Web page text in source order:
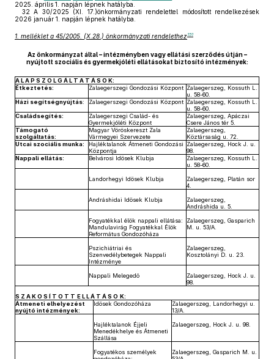
2025. április 1. napján lépnek hatályba.
32 A 30/2025 (XI. 17.)önkormányzati rendelettel módosított rendelkezések
2026 január 1. napján lépnek hatályba.
1. melléklet a 45/2005. (X.28.) önkormányzati rendelethez151
Az önkormányzat által – intézményben vagy ellátási szerződés útján –
nyújtott szociális és gyermekjóléti ellátásokat biztosító intézmények:
A L A P S Z O L G Á L T A T Á S O K:
Étkeztetés:
Zalaegerszegi Gondozási Központ Zalaegerszeg, Kossuth L.
u. 58-60.
Házi segítségnyújtás: Zalaegerszegi Gondozási Központ Zalaegerszeg, Kossuth L.
u. 58-60.
Családsegítés:
Zalaegerszegi Család- és
Gyermekjóléti Központ
Zalaegerszeg, Apáczai
Csere János tér 5.
Támogató
szolgáltatás:
Magyar Vöröskereszt Zala
Vármegyei Szervezete
Zalaegerszeg,
Köztársaság u. 72.
Utcai szociális munka:
Hajléktalanok Átmeneti Gondozási
Központja
Zalaegerszeg, Hock J. u.
98.
Nappali ellátás:
Belvárosi Idősek Klubja
Zalaegerszeg, Kossuth L.
u. 58-60.
Landorhegyi Idősek Klubja
Zalaegerszeg, Platán sor
4.
Andráshidai Idősek Klubja
Zalaegerszeg,
Andráshida u. 5.
Fogyatékkal élők nappali ellátása:
Mandulavirág Fogyatékkal Élők
Református Gondozóháza
Zalaegerszeg, Gasparich
M. u. 53/A.
Pszichiátriai és
Szenvedélybetegek Nappali
Intézménye
Zalaegerszeg,
Kosztolányi D. u. 23.
Nappali Melegedő
Zalaegerszeg, Hock J. u.
98.
S Z A K O S Í T O T T E L L Á T Á S O K:
Átmeneti elhelyezést
nyújtó intézmények:
Idősek Gondozóháza
Zalaegerszeg, Landorhegyi u.
13/A.
Hajléktalanok Éjjeli
Menedékhelye és Átmeneti
Szállása
Zalaegerszeg, Hock J. u. 98.
Fogyatékos személyek
Zalaegerszeg, Gasparich M. u.